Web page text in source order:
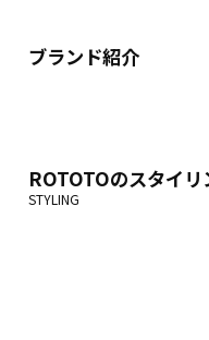
ブランド紹介
ROTOTOのスタイリ